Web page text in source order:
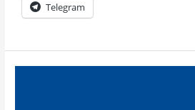
Telegram